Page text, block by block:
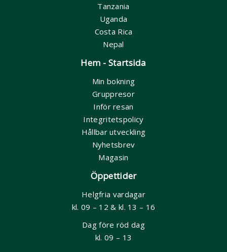
Tanzania
Uganda
Costa Rica
Nepal
Hem - Startsida
Min bokning
Gruppresor
Inför resan
Integritetspolicy
Hållbar utveckling
Nyhetsbrev
Magasin
Öppettider
Helgfria vardagar
kl. 09 – 12 & kl. 13 – 16
Dag före röd dag
kl. 09 – 13